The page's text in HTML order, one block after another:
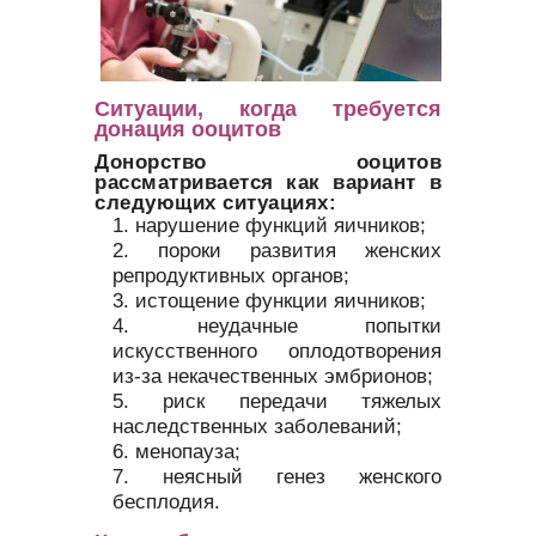
Ситуации, когда требуется
донация ооцитов
Донорство ооцитов
рассматривается как вариант в
следующих ситуациях:
нарушение функций яичников;
пороки развития женских
репродуктивных органов;
истощение функции яичников;
неудачные попытки
искусственного оплодотворения
из-за некачественных эмбрионов;
риск передачи тяжелых
наследственных заболеваний;
менопауза;
неясный генез женского
бесплодия.